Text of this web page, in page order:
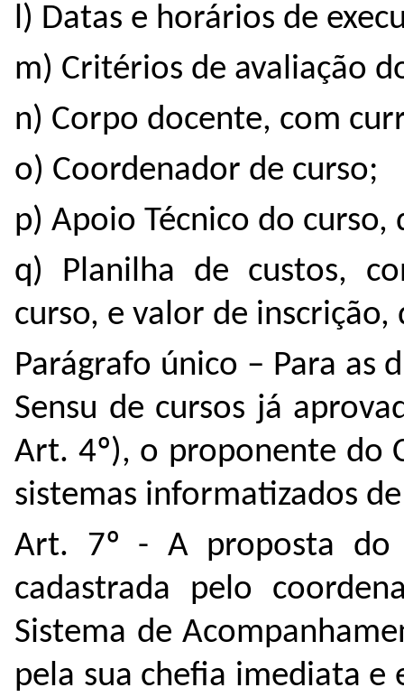
l) Datas e horários de
m) Critérios de avaliação
n) Corpo docente, com
o) Coordenador de curso;
p) Apoio Técnico do curso,
q) Planilha de custos,
curso, e valor de
Parágrafo único – Para as
Sensu de cursos já
Art. 4º), o proponente do
sistemas informatizados
Art. 7º - A proposta do
cadastrada pelo
Sistema de
pela sua chefia imediata e